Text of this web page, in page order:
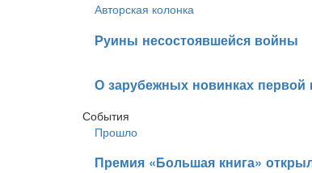
Авторская колонка
​Руины несостоявшейся войны
​О зарубежных новинках
События
Прошло
​Премия «Большая книга»